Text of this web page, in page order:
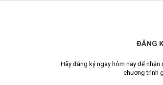
ĐĂNG
Hãy đăng ký ngay hôm nay để
chương trình